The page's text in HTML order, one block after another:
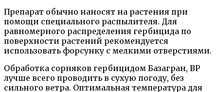
Препарат обычно наносят на растения при
помощи специального распылителя. Для
равномерного распределения гербицида по
поверхности растений рекомендуется
использовать форсунку с мелкими отверстиями.
Обработка сорняков гербицидом Базагран, ВР
лучше всего проводить в сухую погоду, без
сильного ветра. Оптимальная температура для